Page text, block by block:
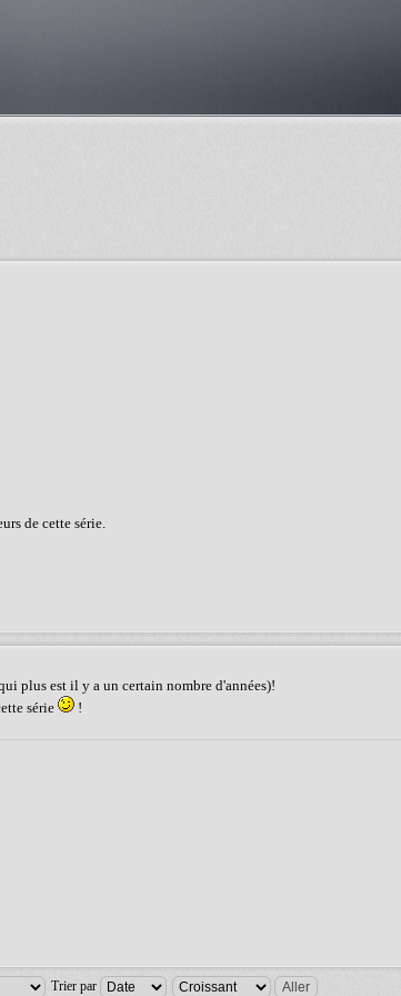
de cette série.
plus est il y a un certain nombre d'années)!
série
!
Trier par